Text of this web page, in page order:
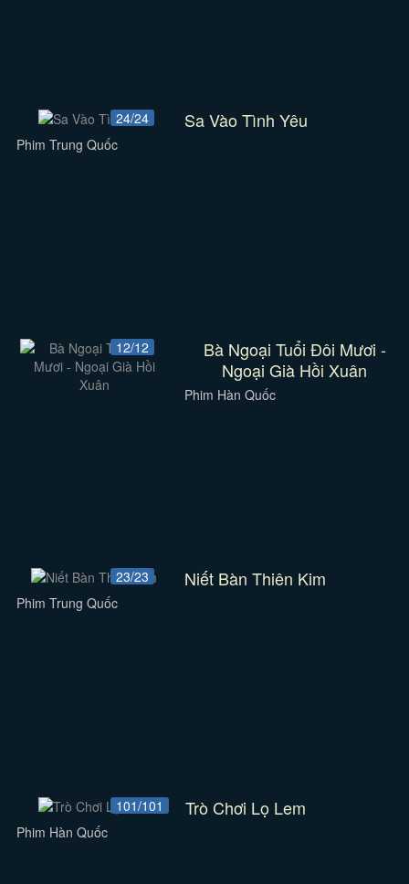
24/24 Sa Vào Tình Yêu
Phim Trung Quốc
12/12
Bà Ngoại Tuổi Đôi Mươi -
Ngoại Già Hồi Xuân
Phim Hàn Quốc
23/23 Niết Bàn Thiên Kim
Phim Trung Quốc
101/101 Trò Chơi Lọ Lem
Phim Hàn Quốc